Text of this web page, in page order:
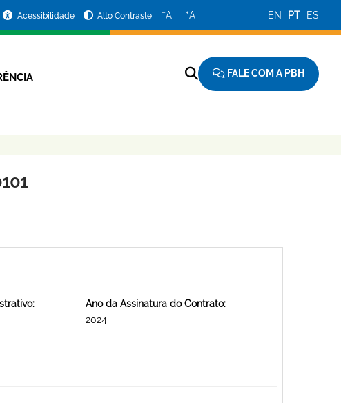
Acessibilidade Alto Contraste −A +A EN PT ES
FALE COM A PBH
Ano da Assinatura do Contrato:
2024